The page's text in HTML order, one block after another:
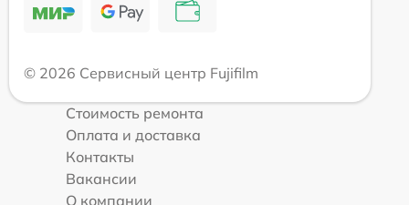
© 2026 Сервисный центр Fujifilm
Стоимость ремонта
Оплата и доставка
Контакты
Вакансии
О компании